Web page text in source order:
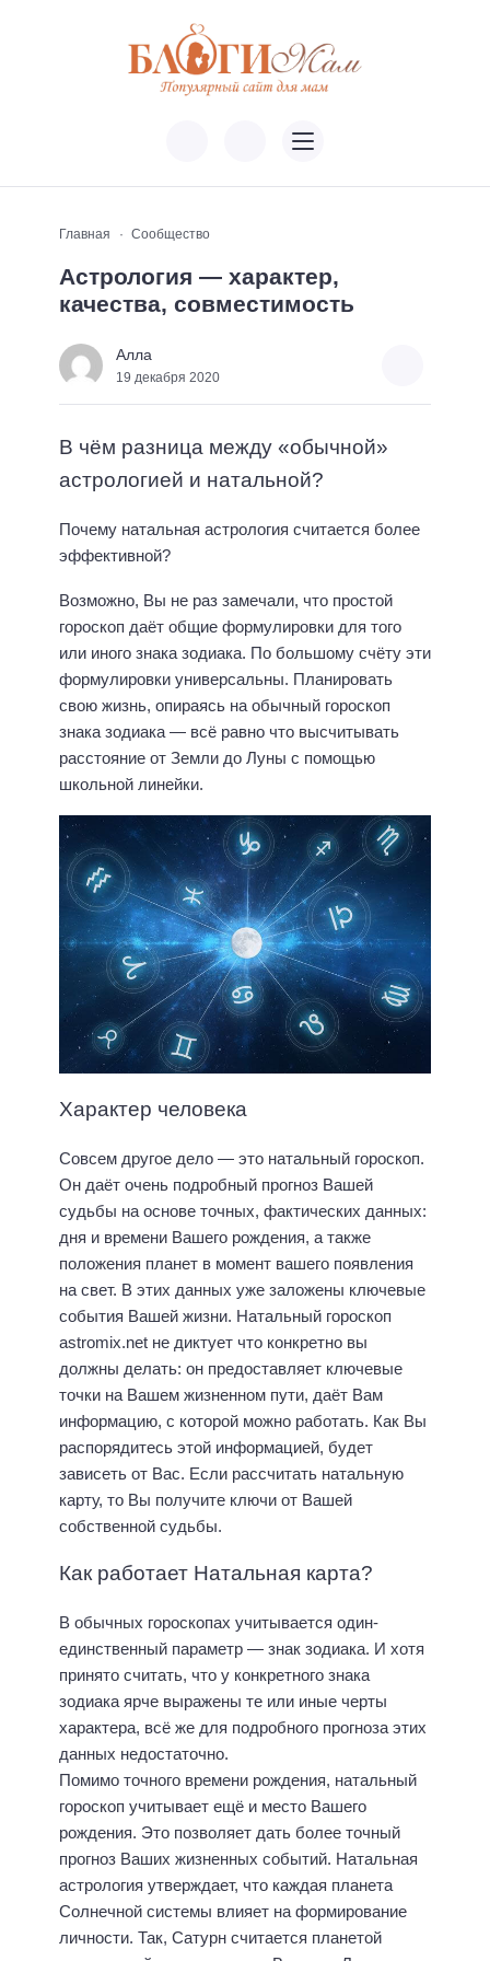
Главная Сообщество
Астрология — характер,
качества, совместимость
Алла
19 декабря 2020
В чём разница между «обычной»
астрологией и натальной?
Почему натальная астрология считается более
эффективной?
Возможно, Вы не раз замечали, что простой
гороскоп даёт общие формулировки для того
или иного знака зодиака. По большому счёту эти
формулировки универсальны. Планировать
свою жизнь, опираясь на обычный гороскоп
знака зодиака — всё равно что высчитывать
расстояние от Земли до Луны с помощью
школьной линейки.
Характер человека
Совсем другое дело — это натальный гороскоп.
Он даёт очень подробный прогноз Вашей
судьбы на основе точных, фактических данных:
дня и времени Вашего рождения, а также
положения планет в момент вашего появления
на свет. В этих данных уже заложены ключевые
события Вашей жизни. Натальный гороскоп
astromix.net не диктует что конкретно вы
должны делать: он предоставляет ключевые
точки на Вашем жизненном пути, даёт Вам
информацию, с которой можно работать. Как Вы
распорядитесь этой информацией, будет
зависеть от Вас. Если рассчитать натальную
карту, то Вы получите ключи от Вашей
собственной судьбы.
Как работает Натальная карта?
В обычных гороскопах учитывается один-
единственный параметр — знак зодиака. И хотя
принято считать, что у конкретного знака
зодиака ярче выражены те или иные черты
характера, всё же для подробного прогноза этих
данных недостаточно.
Помимо точного времени рождения, натальный
гороскоп учитывает ещё и место Вашего
рождения. Это позволяет дать более точный
прогноз Ваших жизненных событий. Натальная
астрология утверждает, что каждая планета
Солнечной системы влияет на формирование
личности. Так, Сатурн считается планетой